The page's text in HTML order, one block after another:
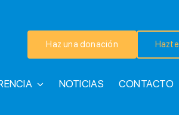
Haz una donación
NOTICIAS CONTACTO